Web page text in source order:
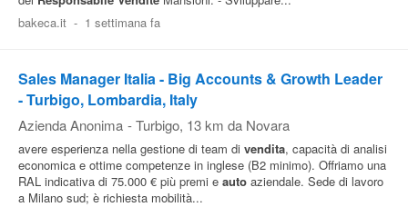
bakeca.it - 1 settimana fa
Sales Manager Italia - Big Accounts & Growth Leader
- Turbigo, Lombardia, Italy
Azienda Anonima - Turbigo, 13 km da Novara
avere esperienza nella gestione di team di vendita, capacità di analisi
economica e ottime competenze in inglese (B2 minimo). Offriamo una
RAL indicativa di 75.000 € più premi e auto aziendale. Sede di lavoro
a Milano sud; è richiesta mobilità...